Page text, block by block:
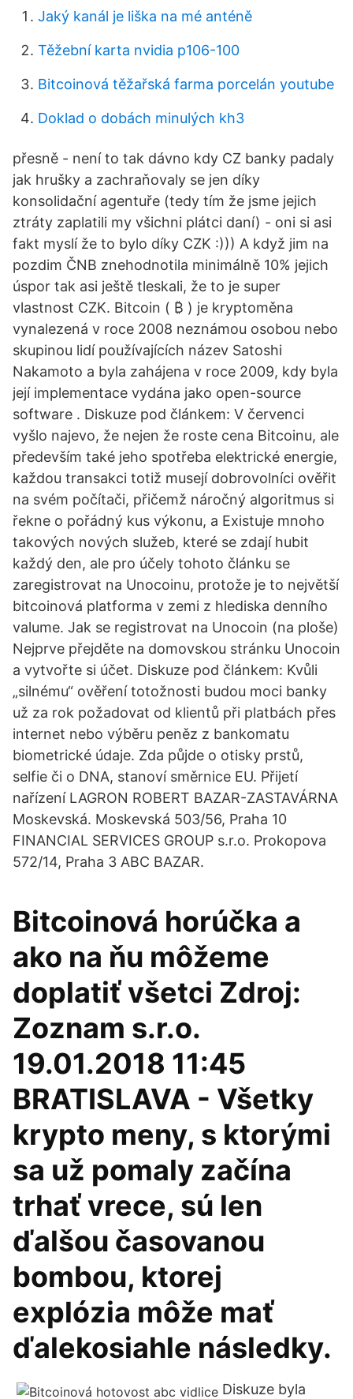
Jaký kanál je liška na mé anténě
Těžební karta nvidia p106-100
Bitcoinová těžařská farma porcelán youtube
Doklad o dobách minulých kh3
přesně - není to tak dávno kdy CZ banky padaly
jak hrušky a zachraňovaly se jen díky
konsolidační agentuře (tedy tím že jsme jejich
ztráty zaplatili my všichni plátci daní) - oni si asi
fakt myslí že to bylo díky CZK :))) A když jim na
pozdim ČNB znehodnotila minimálně 10% jejich
úspor tak asi ještě tleskali, že to je super
vlastnost CZK. Bitcoin ( ₿ ) je kryptoměna
vynalezená v roce 2008 neznámou osobou nebo
skupinou lidí používajících název Satoshi
Nakamoto a byla zahájena v roce 2009, kdy byla
její implementace vydána jako open-source
software . Diskuze pod článkem: V červenci
vyšlo najevo, že nejen že roste cena Bitcoinu, ale
především také jeho spotřeba elektrické energie,
každou transakci totiž musejí dobrovolníci ověřit
na svém počítači, přičemž náročný algoritmus si
řekne o pořádný kus výkonu, a Existuje mnoho
takových nových služeb, které se zdají hubit
každý den, ale pro účely tohoto článku se
zaregistrovat na Unocoinu, protože je to největší
bitcoinová platforma v zemi z hlediska denního
valume. Jak se registrovat na Unocoin (na ploše)
Nejprve přejděte na domovskou stránku Unocoin
a vytvořte si účet. Diskuze pod článkem: Kvůli
„silnému“ ověření totožnosti budou moci banky
už za rok požadovat od klientů při platbách přes
internet nebo výběru peněz z bankomatu
biometrické údaje. Zda půjde o otisky prstů,
selfie či o DNA, stanoví směrnice EU. Přijetí
nařízení LAGRON ROBERT BAZAR-ZASTAVÁRNA
Moskevská. Moskevská 503/56, Praha 10
FINANCIAL SERVICES GROUP s.r.o. Prokopova
572/14, Praha 3 ABC BAZAR.
Bitcoinová horúčka a
ako na ňu môžeme
doplatiť všetci Zdroj:
Zoznam s.r.o.
19.01.2018 11:45
BRATISLAVA - Všetky
krypto meny, s ktorými
sa už pomaly začína
trhať vrece, sú len
ďalšou časovanou
bombou, ktorej
explózia môže mať
ďalekosiahle následky.
Diskuze byla